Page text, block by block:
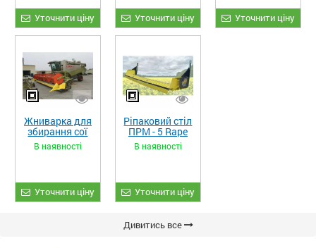
Уточнити ціну Уточнити ціну Уточнити ціну
Жниварка для
збирання сої
та гороху
«ETTARO»
В наявності
Уточнити ціну
Ріпаковий стіл
ПРМ - 5 Rape
Fiore
В наявності
Уточнити ціну
Дивитись все